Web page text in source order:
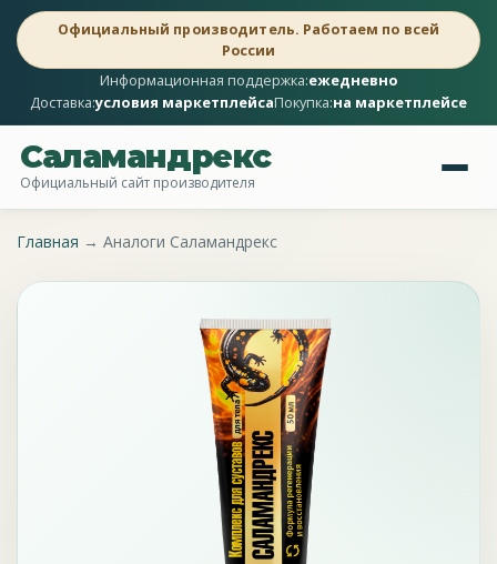
Официальный производитель. Работаем по всей
России
Информационная поддержка:ежедневно
Доставка:условия маркетплейсаПокупка:на маркетплейсе
Саламандрекс
Официальный сайт производителя
Главная → Аналоги Саламандрекс